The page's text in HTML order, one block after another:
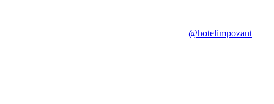
@hotelimpozant